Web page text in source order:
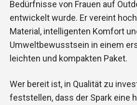
Bedürfnisse von Frauen auf
entwickelt wurde. Er vereint
Material, intelligenten Komfort
Umweltbewusstsein in einem
leichten und kompakten Paket.
Wer bereit ist, in Qualität zu
feststellen, dass der Spark eine